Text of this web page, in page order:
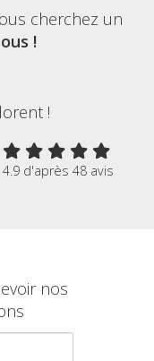
cherchez un
!
!
4.9 d'après 48 avis
nos